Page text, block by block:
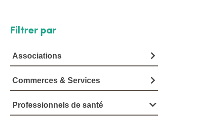
V
o
r
l
Filtrer par
Associations
Commerces & Services
Professionnels de santé